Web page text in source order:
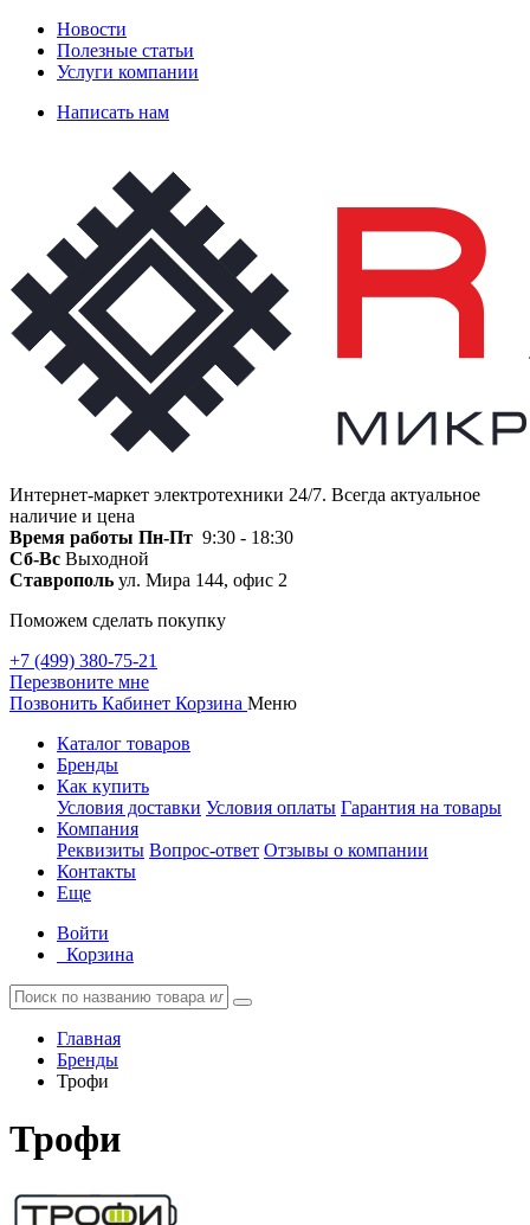
Новости
Полезные статьи
Услуги компании
Написать нам
Интернет-маркет электротехники 24/7. Всегда актуальное
наличие и цена
Время работы Пн-Пт 9:30 - 18:30
Сб-Вс Выходной
Ставрополь ул. Мира 144, офис 2
Поможем сделать покупку
+7 (499) 380-75-21
Перезвоните мне
Позвонить Кабинет Корзина Меню
Каталог товаров
Бренды
Как купить
Условия доставки Условия оплаты Гарантия на товары
Компания
Реквизиты Вопрос-ответ Отзывы о компании
Контакты
Еще
Войти
Корзина
Главная
Бренды
Трофи
Трофи